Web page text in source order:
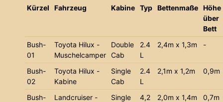
Kürzel Fahrzeug Kabine Typ Bettenmaße Höhe
über
Bett
Bush-
01
Toyota Hilux -
Muschelcamper
Double
Cab
2.4
L
2,4m x 1,3m -
Bush-
02
Toyota Hilux -
Kabine
Single
Cab
2.4
L
2,1m x 1,2m 0,9m
Bush-
Landcruiser -
Single
4,2
2,0m x 1,4m 0,7m